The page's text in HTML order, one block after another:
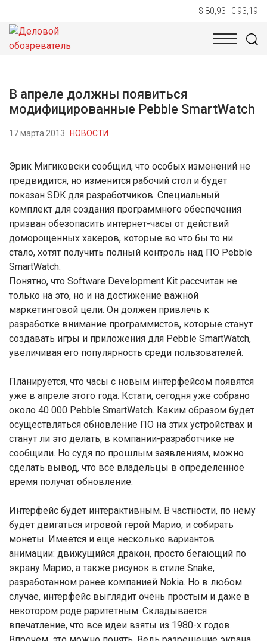
$ 80,93 € 93,19
НОВОСТИ
В апреле должны появиться
модифицированные Pebble SmartWatch
17 марта 2013 НОВОСТИ
Эрик Мигиковски сообщил, что особых изменений не
предвидится, но изменится рабочий стол и будет
показан SDK для разработчиков. Специальный
комплект для создания программного обеспечения
призван обезопасить интернет-часы от действий
доморощенных хакеров, которые во что бы то ни
стало, хотят получить полный контроль над ПО Pebble
SmartWatch.
Понятно, что Software Development Kit рассчитан не
только на это, но и на достижение важной
маркетинговой цели. Он должен привлечь к
разработке внимание программистов, которые станут
создавать игры и приложения для Pebble SmartWatch,
увеличивая его популярность среди пользователей.
Планируется, что часы с новым интерфейсом появятся
уже в апреле этого года. Кстати, сегодня уже собрано
около 40 000 Pebble SmartWatch. Каким образом будет
осуществляться обновление ПО на этих устройствах и
станут ли это делать, в компании-разработчике не
сообщили. Но судя по прошлым заявлениям, можно
сделать вывод, что все владельцы в определенное
время получат обновление.
Интерфейс будет интерактивным. В частности, по нему
будет двигаться игровой герой Марио, и собирать
монеты. Имеется и еще несколько вариантов
анимации: движущийся дракон, просто бегающий по
экрану Марио, а также рисунок в стиле Snake,
разработанном ранее компанией Nokia. Но в любом
случае, интерфейс выглядит очень простым и даже в
некотором роде раритетным. Складывается
впечатление, что все идеи взяты из 1980-х годов.